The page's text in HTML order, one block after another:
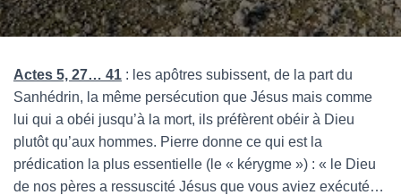
Actes 5, 27… 41 : les apôtres subissent, de la part du
Sanhédrin, la même persécution que Jésus mais comme
lui qui a obéi jusqu’à la mort, ils préfèrent obéir à Dieu
plutôt qu’aux hommes. Pierre donne ce qui est la
prédication la plus essentielle (le « kérygme ») : « le Dieu
de nos pères a ressuscité Jésus que vous aviez exécuté…